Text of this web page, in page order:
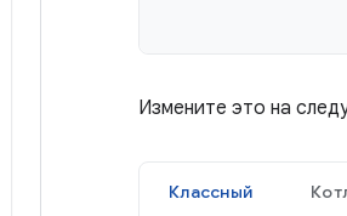
Измените это на
Классный